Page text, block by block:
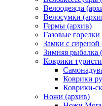
Велоодежда
Велосумки
Гермы (архив)
Газовые
Замки с сиреной
Зимняя рыбалка
Коврики
Коврики
Коврики-
Ножи (архив)